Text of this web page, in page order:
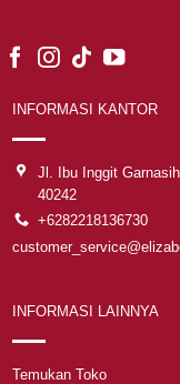
INFORMASI KANTOR
Jl. Ibu Inggit
40242
+6282218136730
INFORMASI LAINNYA
Temukan Toko